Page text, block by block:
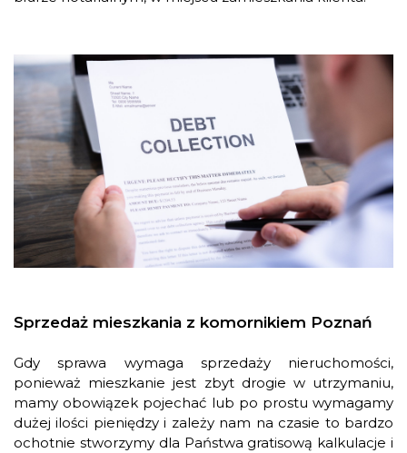
Sprzedaż mieszkania z komornikiem Poznań
Gdy sprawa wymaga sprzedaży nieruchomości,
ponieważ mieszkanie jest zbyt drogie w utrzymaniu,
mamy obowiązek pojechać lub po prostu wymagamy
dużej ilości pieniędzy i zależy nam na czasie to bardzo
ochotnie stworzymy dla Państwa gratisową kalkulacje i